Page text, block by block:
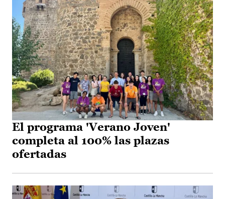
El programa 'Verano Joven'
completa al 100% las plazas
ofertadas